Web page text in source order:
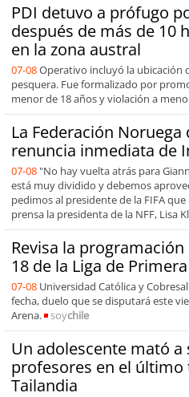
PDI detuvo a prófugo
después de más de 10
en la zona austral
07-08Operativo incluyó la ubicación
pesquera. Fue formalizado por
menor de 18 años y violación a
La Federación
renuncia inmediata de
07-08 "No hay vuelta atrás para
está muy dividido y debemos
pedimos al presidente de la FIFA
prensa la presidenta de la NFF, Lisa
Revisa la
18 de la Liga de Primera
07-08 Universidad Católica y
fecha, duelo que se disputará este
Arena.
soychile
Un adolescente mató a
profesores en el
Tailandia